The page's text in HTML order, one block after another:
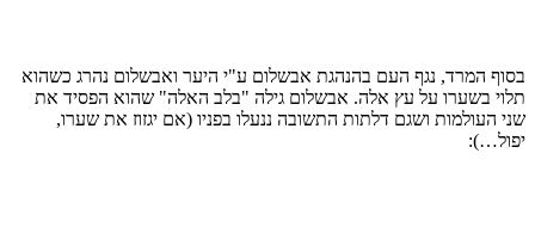
המרד, נגף העם בהנהגת אבשלום ע"י היער ואבשלום נהרג כשהוא
בשערו על עץ אלה. אבשלום גילה "בלב האלה" שהוא הפסיד את
העולמות ושגם דלתות התשובה ננעלו בפניו (אם יגזוז את שערו,